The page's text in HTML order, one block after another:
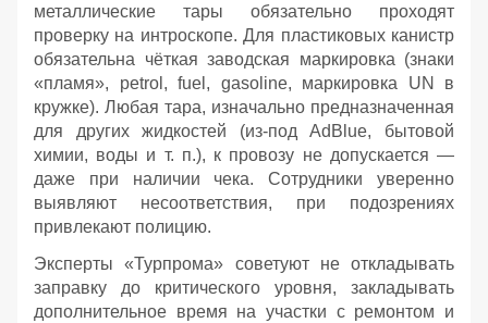
металлические тары обязательно проходят
проверку на интроскопе. Для пластиковых канистр
обязательна чёткая заводская маркировка (знаки
«пламя», petrol, fuel, gasoline, маркировка UN в
кружке). Любая тара, изначально предназначенная
для других жидкостей (из‑под AdBlue, бытовой
химии, воды и т. п.), к провозу не допускается —
даже при наличии чека. Сотрудники уверенно
выявляют несоответствия, при подозрениях
привлекают полицию.
Эксперты «Турпрома» советуют не откладывать
заправку до критического уровня, закладывать
дополнительное время на участки с ремонтом и